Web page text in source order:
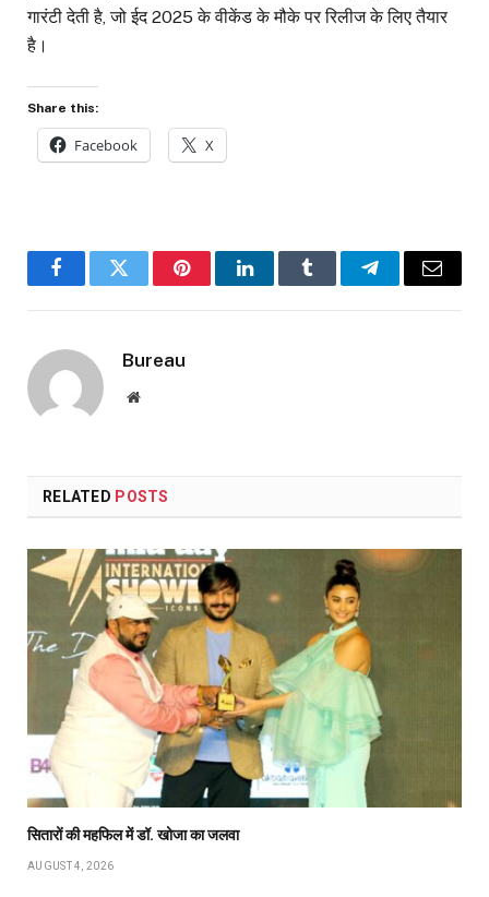
गारंटी देती है, जो ईद 2025 के वीकेंड के मौके पर रिलीज के लिए तैयार
है।
Share this:
Facebook X
FacebookTwitter PinterestLinkedInTumblr TelegramEmail
Bureau
Website
RELATED POSTS
सितारों की महफिल में डॉ. खोजा का जलवा
AUGUST 4, 2026